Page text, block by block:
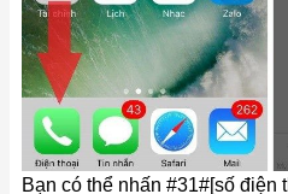
Bạn có thể nhấn #31#[số